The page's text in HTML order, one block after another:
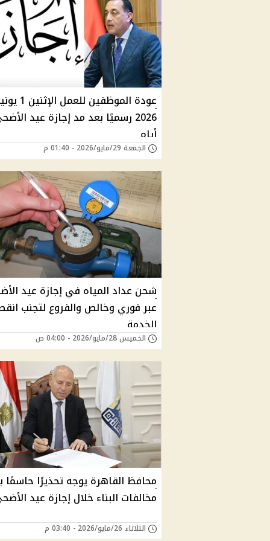
عودة الموظفين للعمل
أيام
الجمعة 29/مايو/2026 - 01:40 م
شحن عداد المياه في إجازة عيد
عبر فوري وخالص والفروع لتجنب
الخدمة
الخميس 28/مايو/2026 - 04:00 ص
محافظ القاهرة يوجه تحذيرًا حاسمًا
مخالفات البناء خلال إجازة عيد
الثلاثاء 26/مايو/2026 - 03:40 م